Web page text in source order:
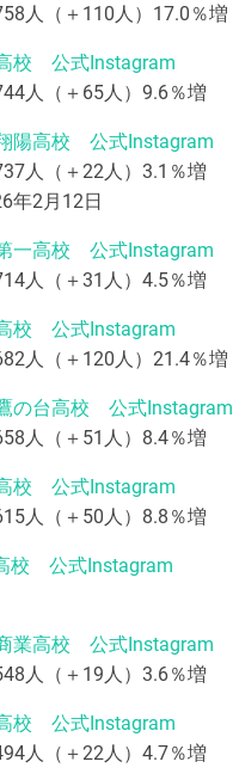
人（＋110人）17.0％増
校 公式Instagram
人（＋65人）9.6％増
陽高校 公式Instagram
人（＋22人）3.1％増
年2月12日
一高校 公式Instagram
人（＋31人）4.5％増
校 公式Instagram
人（＋120人）21.4％増
の台高校 公式Instagram
人（＋51人）8.4％増
校 公式Instagram
人（＋50人）8.8％増
校 公式Instagram
業高校 公式Instagram
人（＋19人）3.6％増
校 公式Instagram
人（＋22人）4.7％増